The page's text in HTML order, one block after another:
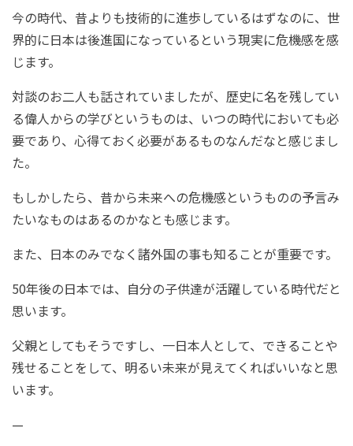
今の時代、昔よりも技術的に進歩しているはずなのに、世
界的に日本は後進国になっているという現実に危機感を感
じます。
対談のお二人も話されていましたが、歴史に名を残してい
る偉人からの学びというものは、いつの時代においても必
要であり、心得ておく必要があるものなんだなと感じまし
た。
もしかしたら、昔から未来への危機感というものの予言み
たいなものはあるのかなとも感じます。
また、日本のみでなく諸外国の事も知ることが重要です。
50年後の日本では、自分の子供達が活躍している時代だと
思います。
父親としてもそうですし、一日本人として、できることや
残せることをして、明るい未来が見えてくればいいなと思
います。
—